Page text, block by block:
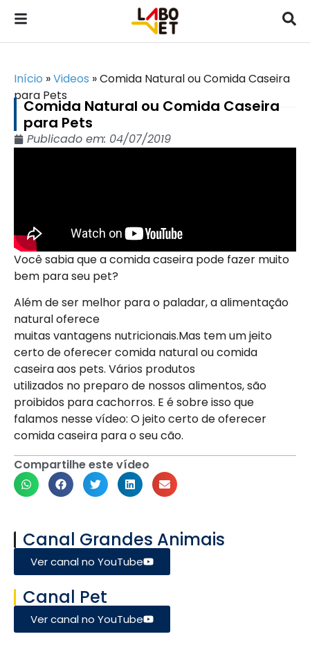
Início »Videos »Comida Natural ou Comida Caseira
para Pets
Comida Natural ou Comida Caseira
para Pets
Publicado em: 04/07/2019
Você sabia que a comida caseira pode fazer muito
bem para seu pet?
Além de ser melhor para o paladar, a alimentação
natural oferece
muitas vantagens nutricionais.Mas tem um jeito
certo de oferecer comida natural ou comida
caseira aos pets. Vários produtos
utilizados no preparo de nossos alimentos, são
proibidos para cachorros. E é sobre isso que
falamos nesse vídeo: O jeito certo de oferecer
comida caseira para o seu cão.
Compartilhe este vídeo
Canal Grandes Animais
Ver canal no YouTube
Canal Pet
Ver canal no YouTube